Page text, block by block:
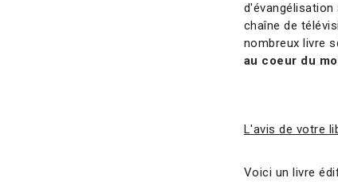
chaîne de
nombreux livre
au coeur du
L'avis de votre
Voici un livre